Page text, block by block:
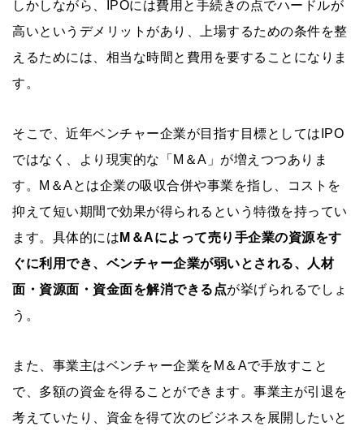
しかしながら、IPOには費用と手続きの点でハードルが
高いというデメリットがあり、上場するための条件を整
えるためには、相当な時間と費用を要することになりま
す。
そこで、近年ベンチャー企業が目指す目標としてはIPO
ではなく、より現実的な「M＆A」が増えつつありま
す。M＆Aとは企業の吸収合併や事業を指し、コストを
抑えて短い期間で効果が得られるという特徴を持ってい
ます。具体的には M＆Aによって売り手企業の資源をす
ぐに利用でき、ベンチャー企業が弱いとされる、人材
面・資源面・資金面を解消できる点が挙げられるでしょ
う。
また、事業主はベンチャー企業をM＆Aで手放すこと
で、多額の資金を得ることができます。事業主が引退を
考えていたり、資金を得て次のビジネスを展開したいと